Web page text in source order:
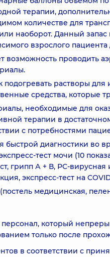
терапии,
количестве для
наоборот. Данный
взрослого пациента
возможность проводить
растворы
средства, которые
необходимые для
терапии в
с потребностями
быстрой диагностики во
тест мочи (10
грипп А + В, РС-
экспресс-тест на
медицинская,
который
только после
в соответствии с